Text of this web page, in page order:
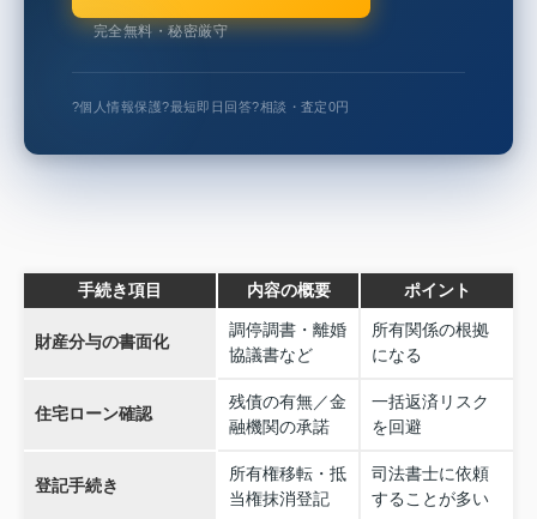
完全無料・秘密厳守
?個人情報保護?最短即日回答?相談・査定0円
手続き項目 内容の概要 ポイント
財産分与の書面化
調停調書・離婚
協議書など
所有関係の根拠
になる
住宅ローン確認
残債の有無／金
融機関の承諾
一括返済リスク
を回避
登記手続き
所有権移転・抵
当権抹消登記
司法書士に依頼
することが多い